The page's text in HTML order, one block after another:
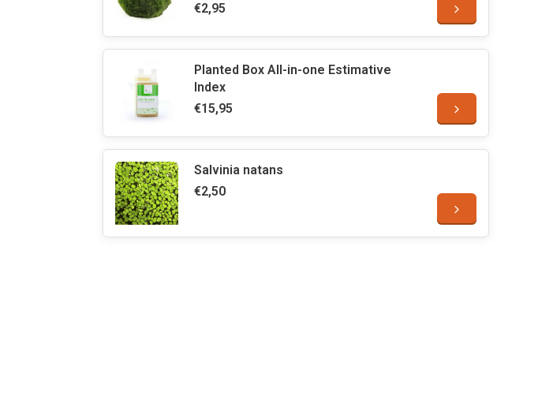
€2,95
Planted Box All-in-one Estimative
Index
€15,95
Salvinia natans
€2,50